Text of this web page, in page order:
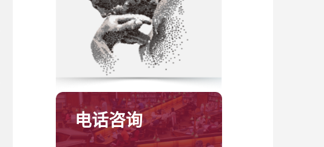
电话咨询